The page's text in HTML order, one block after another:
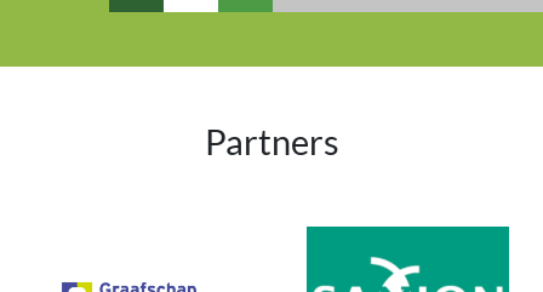
Partners